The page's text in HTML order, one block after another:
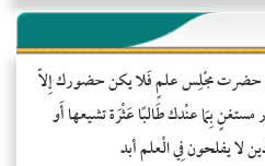
حضرت مجْلِس علمٍ فَلا يكن حضورك إِلاّ
بِمَا عنْدك طَالبًا عَثْرَة تشيعها أَو
لا يفلحون فِي الْعلم أبد